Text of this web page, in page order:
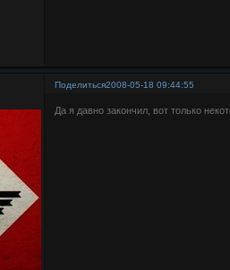
Поделиться2008-05-18 09:44:55
Да я давно закончил, вот только